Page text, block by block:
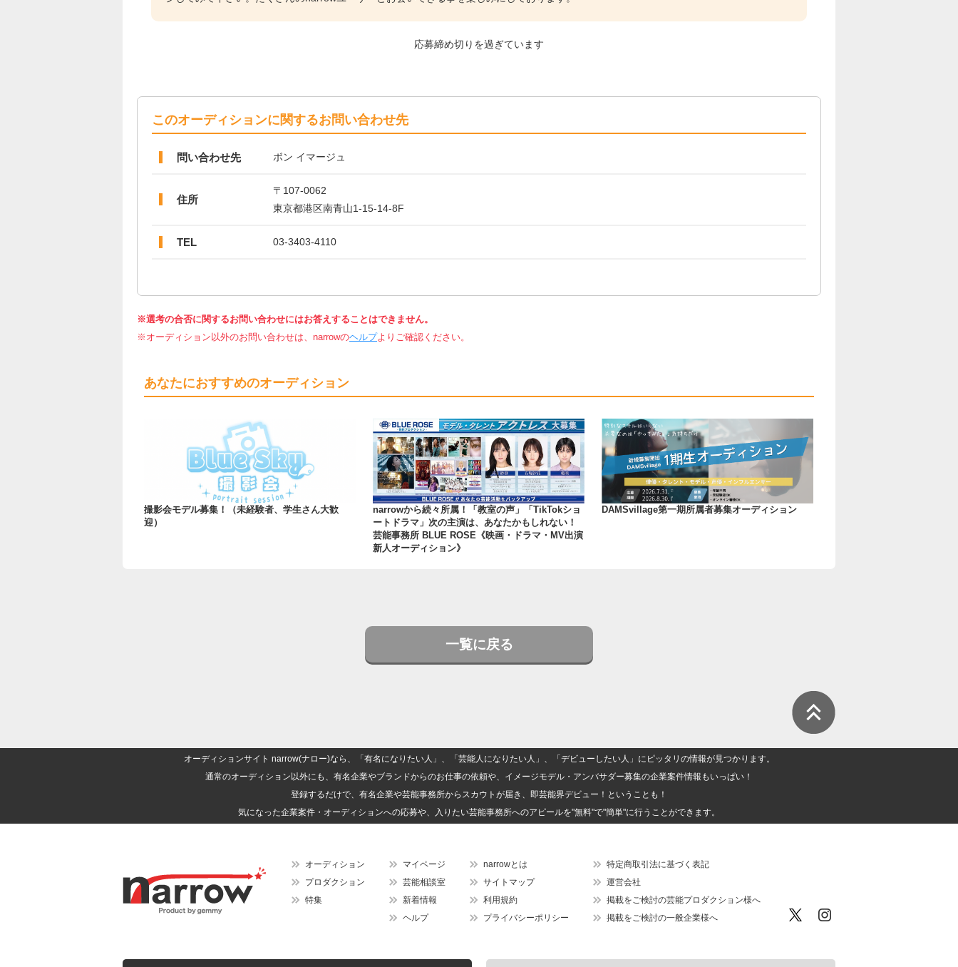
応募締め切りを過ぎています
このオーディションに関するお問い合わせ先
問い合わせ先 ボン イマージュ
住所
〒107-0062
東京都港区南青山1-15-14-8F
TEL 03-3403-4110
※選考の合否に関するお問い合わせにはお答えすることはできません。
※オーディション以外のお問い合わせは、narrowのヘルプよりご確認ください。
あなたにおすすめのオーディション
撮影会モデル募集！（未経験者、学生さん大歓
迎）
narrowから続々所属！「教室の声」「TikTokショ
ートドラマ」次の主演は、あなたかもしれない！
芸能事務所 BLUE ROSE《映画・ドラマ・MV出演
新人オーディション》
DAMSvillage第一期所属者募集オーディション
一覧に戻る
オーディションサイト narrow(ナロー)なら、「有名になりたい人」、「芸能人になりたい人」、「デビューしたい人」にピッタリの情報が見つかります。
通常のオーディション以外にも、有名企業やブランドからのお仕事の依頼や、イメージモデル・アンバサダー募集の企業案件情報もいっぱい！
登録するだけで、有名企業や芸能事務所からスカウトが届き、即芸能界デビュー！ということも！
気になった企業案件・オーディションへの応募や、入りたい芸能事務所へのアピールを"無料"で"簡単"に行うことができます。
オーディション
プロダクション
特集
マイページ
芸能相談室
新着情報
ヘルプ
narrowとは
サイトマップ
利用規約
プライバシーポリシー
特定商取引法に基づく表記
運営会社
掲載をご検討の芸能プロダクション様へ
掲載をご検討の一般企業様へ